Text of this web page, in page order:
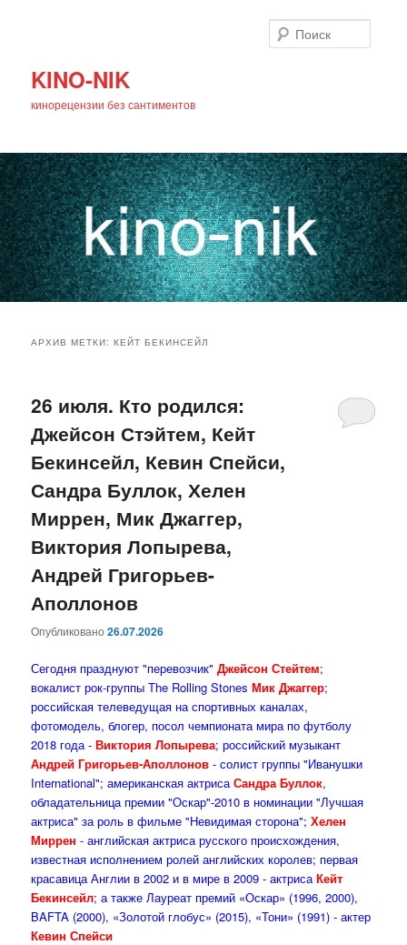
KINO-NIK
кинорецензии без сантиментов
основному
содержимому
дополнительному
содержимому
АРХИВ МЕТКИ:КЕЙТ БЕКИНСЕЙЛ
26 июля. Кто родился:
Джейсон Стэйтем, Кейт
Бекинсейл, Кевин Спейси,
Сандра Буллок, Хелен
Миррен, Мик Джаггер,
Виктория Лопырева,
Андрей Григорьев-
Аполлонов
Опубликовано26.07.2026
Сегодня празднуют "перевозчик"Джейсон Стейтем;
вокалист рок-группы The Rolling StonesМик Джаггер;
российская телеведущая на спортивных каналах,
фотомодель, блогер, посол чемпионата мира по футболу
2018 года - Виктория Лопырева; российский музыкант
Андрей Григорьев-Аполлонов - солист группы "Иванушки
International"; американская актриса Сандра Буллок,
обладательница премии "Оскар"-2010 в номинации "Лучшая
актриса" за роль в фильме "Невидимая сторона"; Хелен
Миррен - английская актриса русского происхождения,
известная исполнением ролей английских королев; первая
красавица Англии в 2002 и в мире в 2009 - актриса Кейт
Бекинсейл; а также Лауреат премий «Оскар» (1996, 2000),
BAFTA (2000), «Золотой глобус» (2015), «Тони» (1991) - актер
Кевин Спейси